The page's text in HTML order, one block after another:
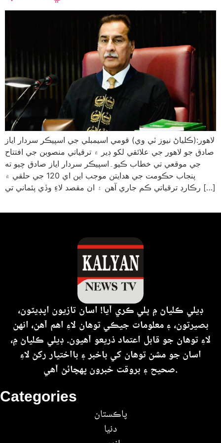
لاهور:(ڪلياڻ نيوز ٽي وي) قومي اسيمبلي جي اسپيڪر سردار اياز
صادق جو لاهور جي علائقي لکو ڊير ۾ ترقياتي منصوبن جي افتتاح
جي موقعي تي خطاب ڪيو۔اسپيڪر سردار اياز صادق چيو ته
پنجاب حڪومت جي هدايتن موجب اين اي 120 جي حلقي ۾
رڪارڊ ترقياتي ڪم جاري آهن ۽ ان مقصد لاءِ وڏي پئماني تي […]
Categories
پاڪستان
دنيا
ڊيلي ڪلياڻ ۾ ڀلي ڪري آيا! اسان تازيون اپڊيٽون،
بصيرتون، ۽ معلومات جيڪي توهان لاءِ اهم آهن، انهن
لاءِ توهان جو قابل اعتماد ذريعو آهيون. ڊيلي ڪلياڻ ۾،
اسان جو مشن توهان کي باخبر ۽ بااختيار رکڻ لاءِ
صحيح ۽ بروقت خبرون پهچائڻ آهي.